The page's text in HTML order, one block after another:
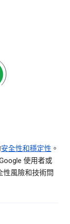
安全性和穩定性 。
使用者或
性風險和技術問